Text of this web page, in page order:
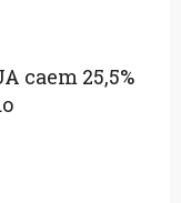
caem 25,5%